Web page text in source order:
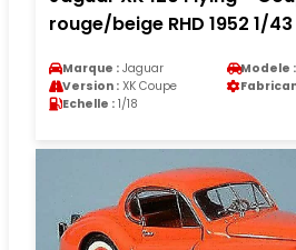
rouge/beige RHD 1952 1/
Marque : Jaguar Modele :
Version : XK Coupe
Echelle : 1/18